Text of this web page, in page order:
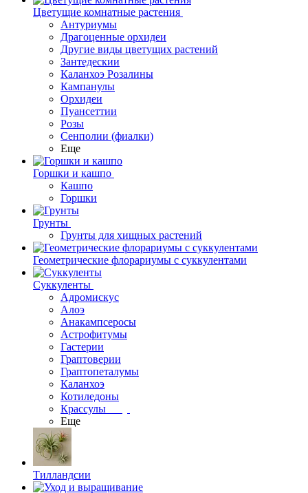
Цветущие комнатные растения
Антуриумы
Драгоценные орхидеи
Другие виды цветущих растений
Зантедескии
Каланхоэ Розалины
Кампанулы
Орхидеи
Пуансеттии
Розы
Сенполии (фиалки)
Еще
Горшки и кашпо
Кашпо
Горшки
Грунты
Грунты для хищных растений
Геометрические флорариумы с суккулентами
Суккуленты
Адромискус
Алоэ
Анакампсеросы
Астрофитумы
Гастерии
Граптоверии
Граптопеталумы
Каланхоэ
Котиледоны
Крассулы
Еще
Тилландсии